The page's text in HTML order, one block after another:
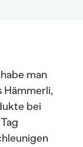
man
Hämmerli,
bei